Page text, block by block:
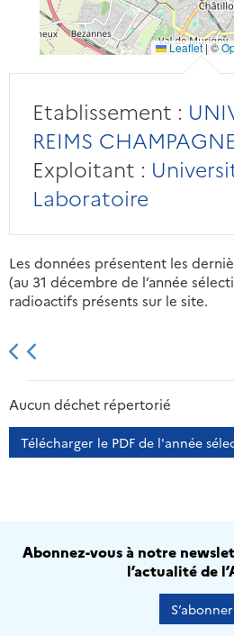
Leaflet|©
Etablissement :
REIMS
Exploitant :
Laboratoire
Les données présentent les
(au 31 décembre de l’année
radioactifs présents sur le site.
2013 2014
Aucun déchet répertorié
Télécharger le PDF de l'année
Abonnez-vous à notre
l’actualité de
S’abonner